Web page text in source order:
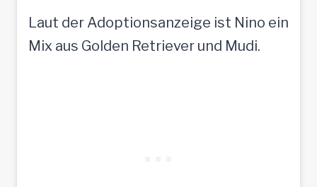
Laut der Adoptionsanzeige ist Nino ein
Mix aus Golden Retriever und Mudi.